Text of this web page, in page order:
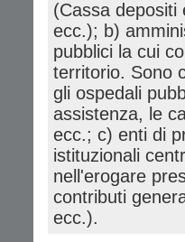
(Cassa
ecc.); b)
pubblici la cui
territorio. Sono
gli ospedali
assistenza, le
ecc.; c) enti di
istituzionali
nell'erogare
contributi
ecc.).